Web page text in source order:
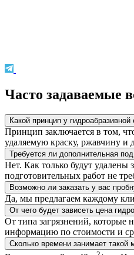
Часто задаваемые
Какой принцип у
Принцип заключается в том,
удаляемую краску, ржавчину и
Требуется ли дополнительная
Нет. Как только будут удалены
подготовительных работ не
Возможно ли заказать у вас
Да, мы предлагаем каждому
От чего будет зависеть цена
От типа загрязнений, которые
информацию по стоимости и
Сколько времени занимает такой